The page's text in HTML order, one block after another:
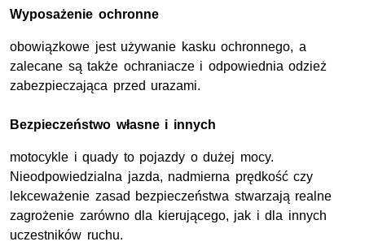
Wyposażenie ochronne
obowiązkowe jest używanie kasku ochronnego, a
zalecane są także ochraniacze i odpowiednia odzież
zabezpieczająca przed urazami.
Bezpieczeństwo własne i innych
motocykle i quady to pojazdy o dużej mocy.
Nieodpowiedzialna jazda, nadmierna prędkość czy
lekceważenie zasad bezpieczeństwa stwarzają realne
zagrożenie zarówno dla kierującego, jak i dla innych
uczestników ruchu.